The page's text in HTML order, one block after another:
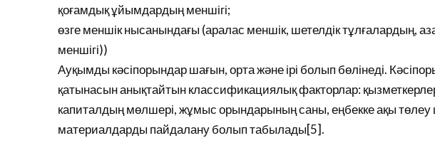
қоғамдық ұйымдардың меншігі;
өзге меншік нысанындағы (аралас меншік, шетелдік тұлғалардың,
меншігі))
Ауқымды кәсіпорындар шағын, орта және ірі болып бөлінеді.
қатынасын анықтайтын классификациялық факторлар:
капиталдың мөлшері, жұмыс орындарының саны, еңбекке ақы
материалдарды пайдалану болып табылады[5].